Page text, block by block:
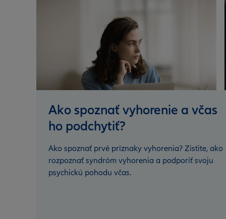
Ako spoznať vyhorenie a včas
ho podchytiť?
Ako spoznať prvé príznaky vyhorenia? Zistite, ako
rozpoznať syndróm vyhorenia a podporiť svoju
psychickú pohodu včas.